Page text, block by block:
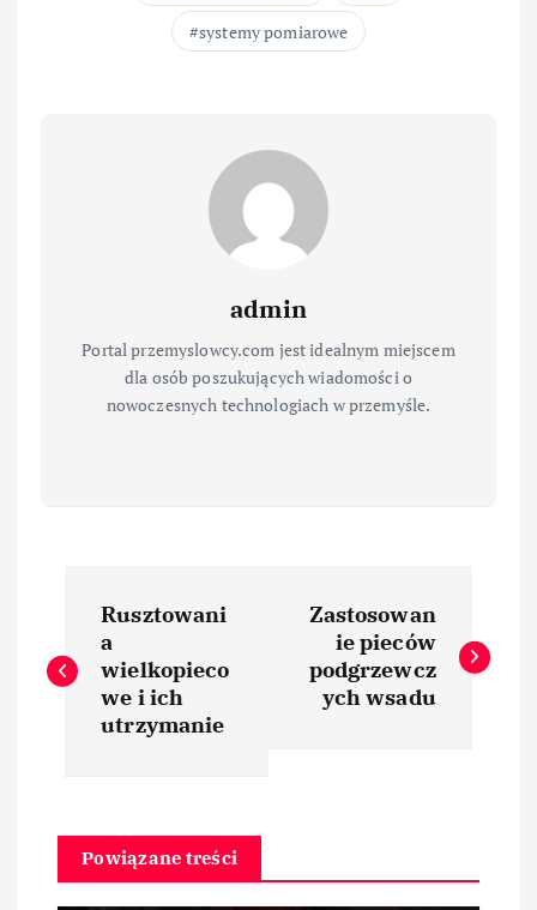
systemy pomiarowe
admin
Portal przemyslowcy.com jest idealnym miejscem
dla osób poszukujących wiadomości o
nowoczesnych technologiach w przemyśle.
a
g
a
Rusztowani
a
wielkopieco
we i ich
utrzymanie
Zastosowan
ie pieców
podgrzewcz
ych wsadu
Powiązane treści